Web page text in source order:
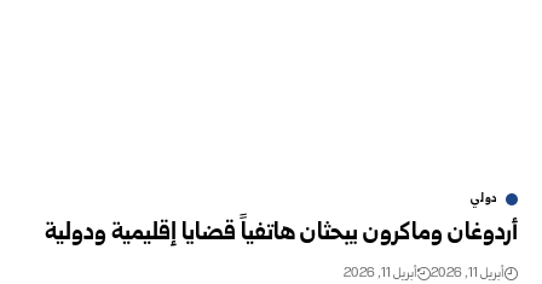
دولي
أردوغان وماكرون يبحثان هاتفياً قضايا إقليمية ودولية
أبريل 11, 2026 أبريل 11, 2026